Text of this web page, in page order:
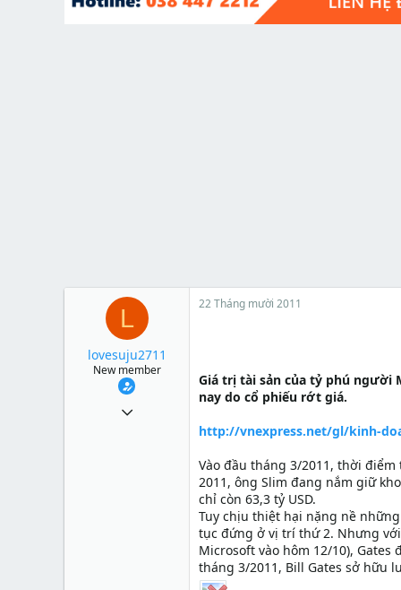
t
L
lovesuju2711
New member
22 Tháng mười 2011
Giá trị tài sản của tỷ phú người
nay do cổ phiếu rớt giá.
http://vnexpress.net/gl/kinh-
Vào đầu tháng 3/2011, thời điểm
2011, ông Slim đang nắm giữ
chỉ còn 63,3 tỷ USD.
Tuy chịu thiệt hại nặng nề
tục đứng ở vị trí thứ 2. Nhưng
Microsoft vào hôm 12/10),
tháng 3/2011, Bill Gates sở hữu